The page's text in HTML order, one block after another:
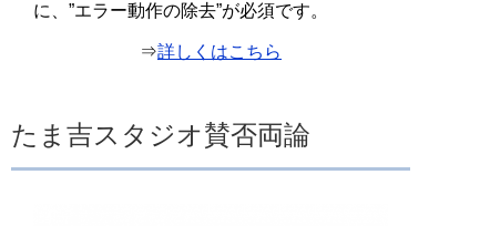
に、”エラー動作の除去”が必須です。
⇒詳しくはこちら
たま吉スタジオ賛否両論